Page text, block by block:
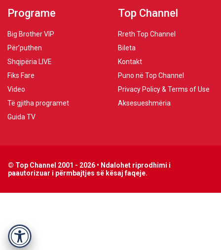
Programe
Big Brother VIP
Për’puthen
Shqipëria LIVE
Fiks Fare
Video
Të gjitha programet
Guida TV
Top Channel
Rreth Top Channel
Bileta
Kontakt
Puno në Top Channel
Privacy Policy & Terms of Use
Aksesueshmëria
© Top Channel 2001 - 2026 • Ndalohet riprodhimi i
paautorizuar i përmbajtjes së kësaj faqeje.